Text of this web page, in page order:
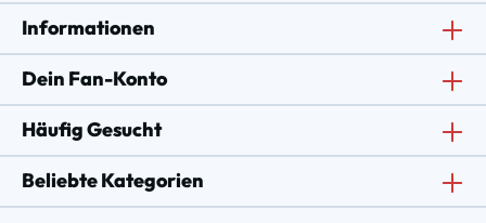
Informationen
Dein Fan-Konto
Häufig Gesucht
Beliebte Kategorien